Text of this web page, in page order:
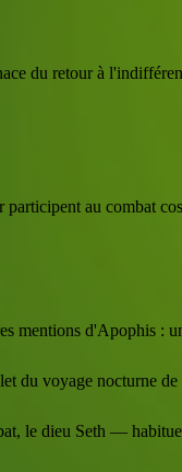
du retour à
au combat
mentions d'Apophis :
du voyage nocturne
le dieu Seth —